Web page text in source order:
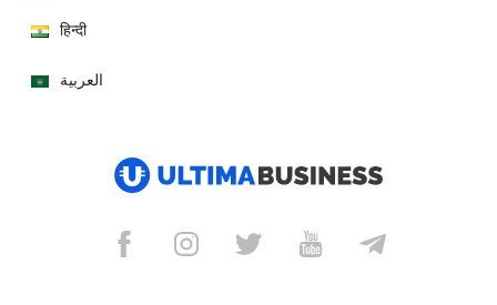
हिन्दी
العربية
Italiano
Français